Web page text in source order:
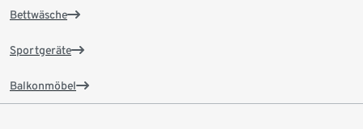
Bettwäsche
Sportgeräte
Balkonmöbel